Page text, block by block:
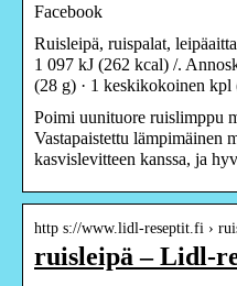
Facebook
Ruisleipä, ruispalat,
1 097 kJ (262 kcal) /.
(28 g) · 1 keskikokoinen
Poimi uunituore ruislimppu
Vastapaistettu lämpimäinen
kasvislevitteen kanssa, ja
http s://www.lidl-reseptit.fi ›
ruisleipä – Lidl-